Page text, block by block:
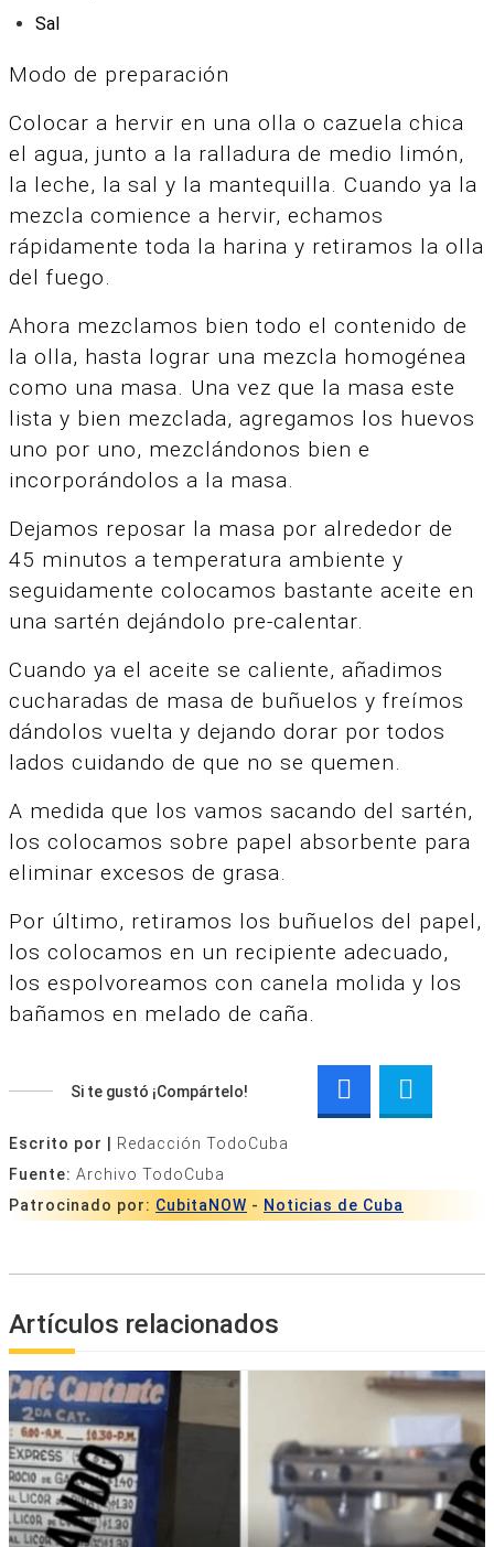
Sal
Modo de preparación
Colocar a hervir en una olla o cazuela chica
el agua, junto a la ralladura de medio limón,
la leche, la sal y la mantequilla. Cuando ya la
mezcla comience a hervir, echamos
rápidamente toda la harina y retiramos la olla
del fuego.
Ahora mezclamos bien todo el contenido de
la olla, hasta lograr una mezcla homogénea
como una masa. Una vez que la masa este
lista y bien mezclada, agregamos los huevos
uno por uno, mezclándonos bien e
incorporándolos a la masa.
Dejamos reposar la masa por alrededor de
45 minutos a temperatura ambiente y
seguidamente colocamos bastante aceite en
una sartén dejándolo pre-calentar.
Cuando ya el aceite se caliente, añadimos
cucharadas de masa de buñuelos y freímos
dándolos vuelta y dejando dorar por todos
lados cuidando de que no se quemen.
A medida que los vamos sacando del sartén,
los colocamos sobre papel absorbente para
eliminar excesos de grasa.
Por último, retiramos los buñuelos del papel,
los colocamos en un recipiente adecuado,
los espolvoreamos con canela molida y los
bañamos en melado de caña.
Si te gustó ¡Compártelo!
Escrito por | Redacción TodoCuba
Fuente: Archivo TodoCuba
Patrocinado por: CubitaNOW - Noticias de Cuba
Artículos relacionados